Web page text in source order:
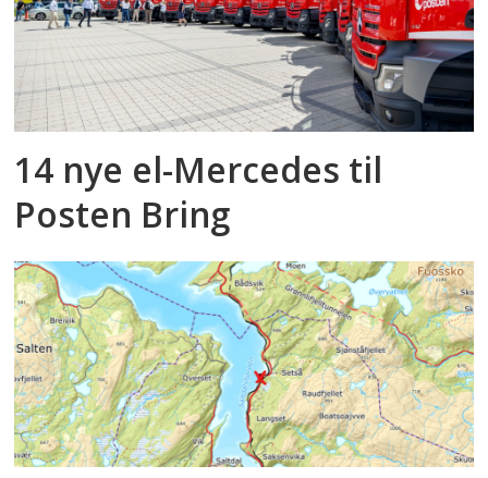
14 nye el-Mercedes til
Posten Bring